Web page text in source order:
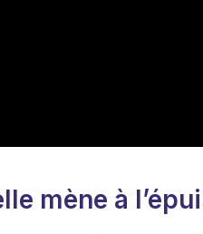
mène à